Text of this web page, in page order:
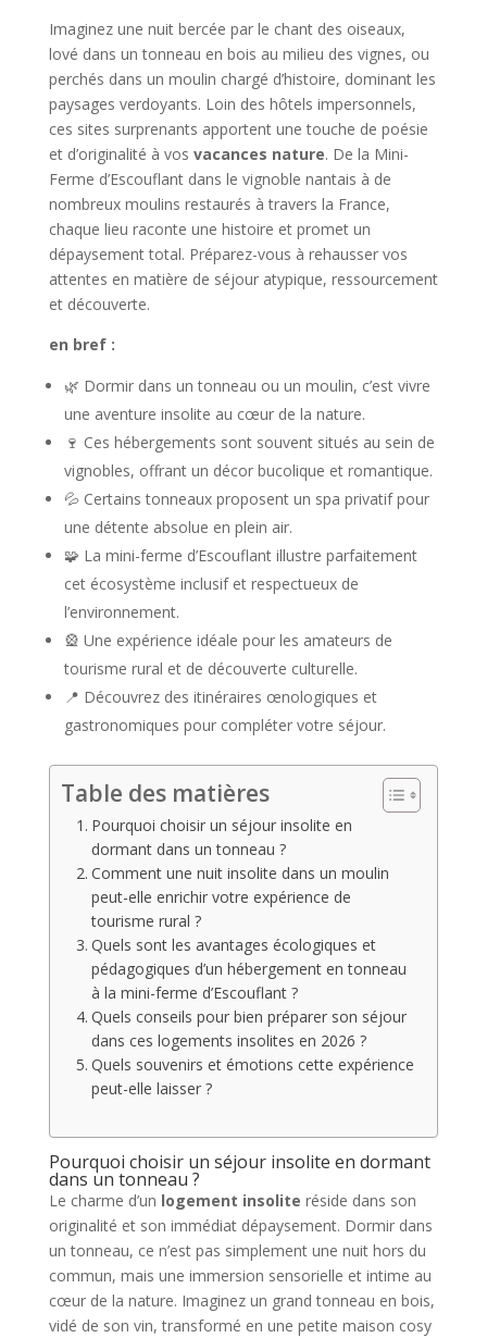
Imaginez une nuit bercée par le chant des oiseaux,
lové dans un tonneau en bois au milieu des vignes, ou
perchés dans un moulin chargé d’histoire, dominant les
paysages verdoyants. Loin des hôtels impersonnels,
ces sites surprenants apportent une touche de poésie
et d’originalité à vos vacances nature. De la Mini-
Ferme d’Escouflant dans le vignoble nantais à de
nombreux moulins restaurés à travers la France,
chaque lieu raconte une histoire et promet un
dépaysement total. Préparez-vous à rehausser vos
attentes en matière de séjour atypique, ressourcement
et découverte.
en bref :
🌿 Dormir dans un tonneau ou un moulin, c’est vivre
une aventure insolite au cœur de la nature.
🍷 Ces hébergements sont souvent situés au sein de
vignobles, offrant un décor bucolique et romantique.
💦 Certains tonneaux proposent un spa privatif pour
une détente absolue en plein air.
🧩 La mini-ferme d’Escouflant illustre parfaitement
cet écosystème inclusif et respectueux de
l’environnement.
🎡 Une expérience idéale pour les amateurs de
tourisme rural et de découverte culturelle.
📍 Découvrez des itinéraires œnologiques et
gastronomiques pour compléter votre séjour.
Table des matières
Pourquoi choisir un séjour insolite en
dormant dans un tonneau ?
Comment une nuit insolite dans un moulin
peut-elle enrichir votre expérience de
tourisme rural ?
Quels sont les avantages écologiques et
pédagogiques d’un hébergement en tonneau
à la mini-ferme d’Escouflant ?
Quels conseils pour bien préparer son séjour
dans ces logements insolites en 2026 ?
Quels souvenirs et émotions cette expérience
peut-elle laisser ?
Pourquoi choisir un séjour insolite en dormant
dans un tonneau ?
Le charme d’un logement insolite réside dans son
originalité et son immédiat dépaysement. Dormir dans
un tonneau, ce n’est pas simplement une nuit hors du
commun, mais une immersion sensorielle et intime au
cœur de la nature. Imaginez un grand tonneau en bois,
vidé de son vin, transformé en une petite maison cosy